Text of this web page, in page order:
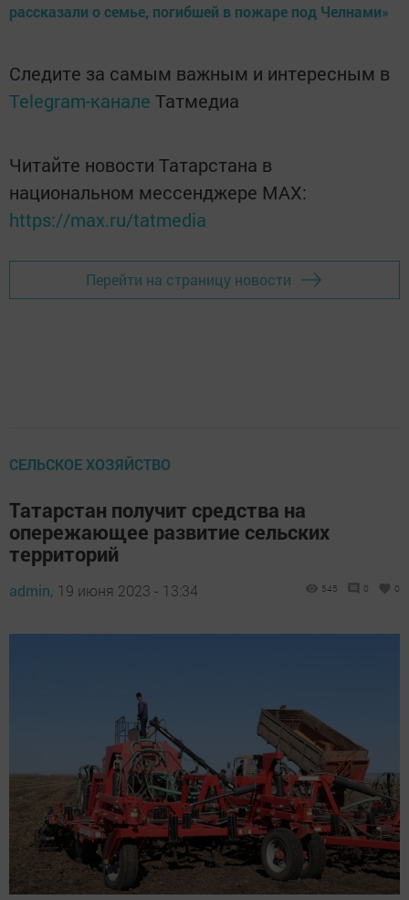
рассказали о семье, погибшей в пожаре под Челнами»
Следите за самым важным и интересным в
Telegram-канале Татмедиа
Читайте новости Татарстана в
национальном мессенджере MАХ:
https://max.ru/tatmedia
Перейти на страницу новости
СЕЛЬСКОЕ ХОЗЯЙСТВО
Татарстан получит средства на
опережающее развитие сельских
территорий
admin, 19 июня 2023 - 13:34 545 0 0